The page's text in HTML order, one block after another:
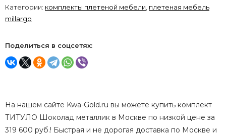
Категории: комплекты плетеной мебели плетеная мебель
millargo
Поделиться в соцсетях:
На нашем сайте Kwa-Gold.ru вы можете купить комплект
ТИТУЛО Шоколад металлик в Москве по низкой цене за
319 600 руб.! Быстрая и не дорогая доставка по Москве и